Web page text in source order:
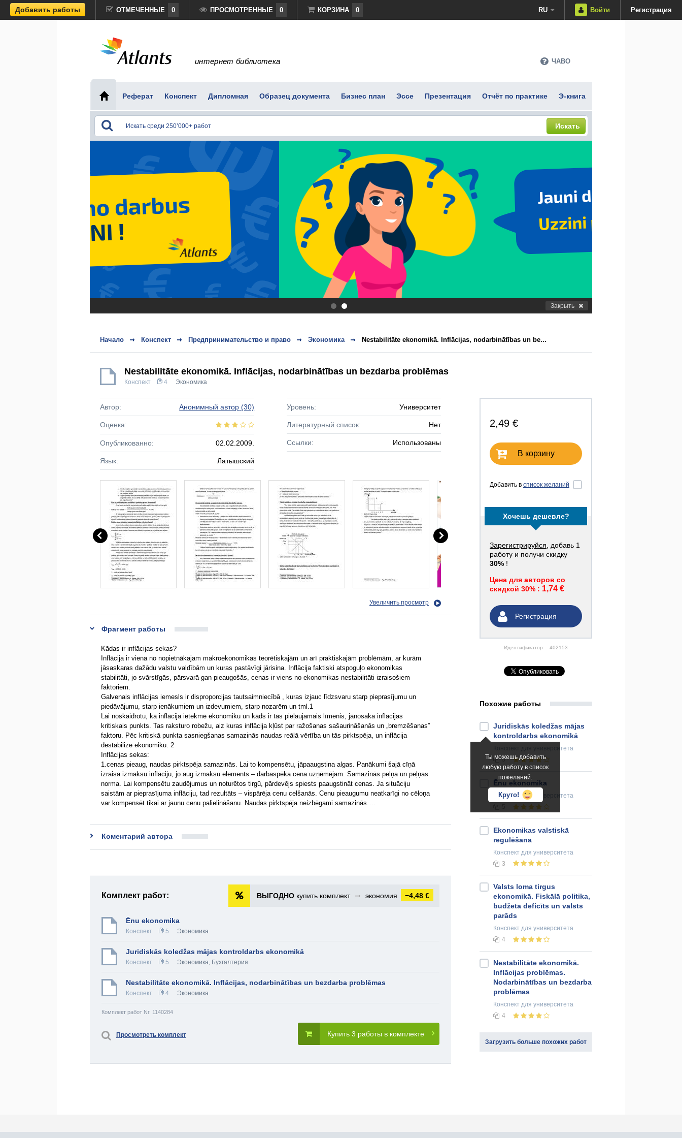
Добавить работы ОТМЕЧЕННЫЕ 0 ПРОСМОТРЕННЫЕ 0 КОРЗИНА 0 RU Войти Регистрация
интернет библиотека ЧАВО
Реферат Конспект Дипломная Образец документа Бизнес план Эссе Презентация Отчёт по практике Э-книга
Искать
. Закрыть
Начало Конспект Предпринимательство и право Экономика Nestabilitāte ekonomikā. Inflācijas, nodarbinātības un be...
Nestabilitāte ekonomikā. Inflācijas, nodarbinātības un bezdarba problēmas
Конспект 4 Экономика
2,49 €
В корзину
Добавить в список желаний
Хочешь дешевле?
Зарегистрируйся , добавь 1
работу и получи скидку
30% !
Цена для авторов со
скидкой 30% : 1,74 €
Регистрация
Идентификатор: 402153
Автор: Анонимный автор (30)
Оценка:
Опубликованно: 02.02.2009.
Язык: Латышский
Уровень: Университет
Литературный список: Нет
Ссылки: Использованы
Увеличить просмотр
Фрагмент работы
Kādas ir inflācijas sekas?
Inflācija ir viena no nopietnākajam makroekonomikas teorētiskajām un arī praktiskajām problēmām, ar kurām
jāsaskaras dažādu valstu valdībām un kuras pastāvīgi jārisina. Inflācija faktiski atspoguļo ekonomikas
stabilitāti, jo svārstīgās, pārsvarā gan pieaugošās, cenas ir viens no ekonomikas nestabilitāti izraisošiem
faktoriem.
Galvenais inflācijas iemesls ir disproporcijas tautsaimniecībā , kuras izjauc līdzsvaru starp pieprasījumu un
piedāvājumu, starp ienākumiem un izdevumiem, starp nozarēm un tml.1
Lai noskaidrotu, kā inflācija ietekmē ekonomiku un kāds ir tās pieļaujamais līmenis, jānosaka inflācijas
kritiskais punkts. Tas raksturo robežu, aiz kuras inflācija kļūst par ražošanas sašaurināšanās un „bremzēšanas”
faktoru. Pēc kritiskā punkta sasniegšanas samazinās naudas reālā vērtība un tās pirktspēja, un inflācija
destabilizē ekonomiku. 2
Inflācijas sekas:
1.cenas pieaug, naudas pirktspēja samazinās. Lai to kompensētu, jāpaaugstina algas. Panākumi šajā cīņā
izraisa izmaksu inflāciju, jo aug izmaksu elements – darbaspēka cena uzņēmējam. Samazinās peļņa un peļņas
norma. Lai kompensētu zaudējumus un noturētos tirgū, pārdevējs spiests paaugstināt cenas. Ja situāciju
saistām ar pieprasījuma inflāciju, tad rezultāts – vispārēja cenu celšanās. Cenu pieaugumu neatkarīgi no cēloņa
var kompensēt tikai ar jaunu cenu palielināšanu. Naudas pirktspēja neizbēgami samazinās.…
Коментарий автора
Комплект работ: ВЫГОДНО купить комплект ➞ экономия −4,48 €
Ēnu ekonomika
Конспект 5 Экономика
Juridiskās koledžas mājas kontroldarbs ekonomikā
Конспект 5 Экономика, Бухгалтерия
Nestabilitāte ekonomikā. Inflācijas, nodarbinātības un bezdarba problēmas
Конспект 4 Экономика
Комплект работ Nr. 1140284
Купить 3 работы в комплекте
Просмотреть комплект
Похожие работы
Ты можешь добавить
любую работу в список
пожеланий.
Круто!
Juridiskās koledžas mājas
kontroldarbs ekonomikā
для университета
5
Ēnu ekonomika
Конспект для университета
Ekonomikas valstiskā
regulēšana
Конспект для университета
3
Valsts loma tirgus
ekonomikā. Fiskālā politika,
budžeta deficīts un valsts
parāds
Конспект для университета
4
Nestabilitāte ekonomikā.
Inflācijas problēmas.
Nodarbinātības un bezdarba
problēmas
Конспект для университета
4
Загрузить больше похожих работ